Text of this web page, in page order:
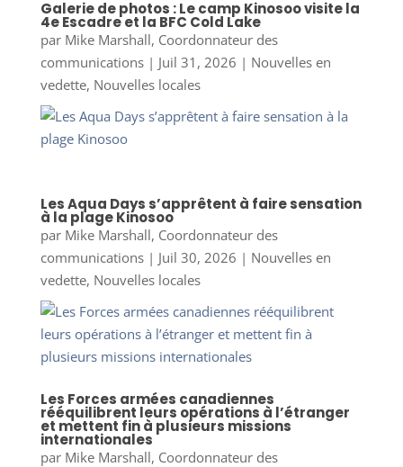
Galerie de photos : Le camp Kinosoo visite la
4e Escadre et la BFC Cold Lake
par Mike Marshall, Coordonnateur des
communications| Juil 31, 2026 | Nouvelles en
vedette, Nouvelles locales
Les Aqua Days s’apprêtent à faire sensation
à la plage Kinosoo
par Mike Marshall, Coordonnateur des
communications| Juil 30, 2026 | Nouvelles en
vedette, Nouvelles locales
Les Forces armées canadiennes
rééquilibrent leurs opérations à l’étranger
et mettent fin à plusieurs missions
internationales
par Mike Marshall, Coordonnateur des